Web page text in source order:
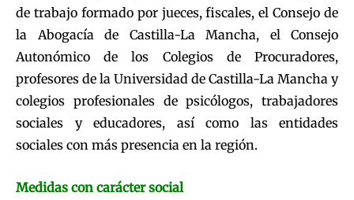
de trabajo formado por jueces, fiscales, el Consejo de
la Abogacía de Castilla-La Mancha, el Consejo
Autonómico de los Colegios de Procuradores,
profesores de la Universidad de Castilla-La Mancha y
colegios profesionales de psicólogos, trabajadores
sociales y educadores, así como las entidades
sociales con más presencia en la región.
Medidas con carácter social